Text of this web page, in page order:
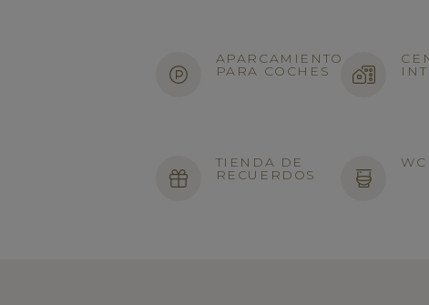
APARCAMIENTO
PARA COCHES
TIENDA DE
RECUERDOS
WC